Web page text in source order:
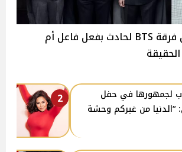
هل تعرض بطل فرقة BTS لحادث بفعل فاعل أم
2
لجمهورها في حفل
“الدنيا من غيركم وحشة